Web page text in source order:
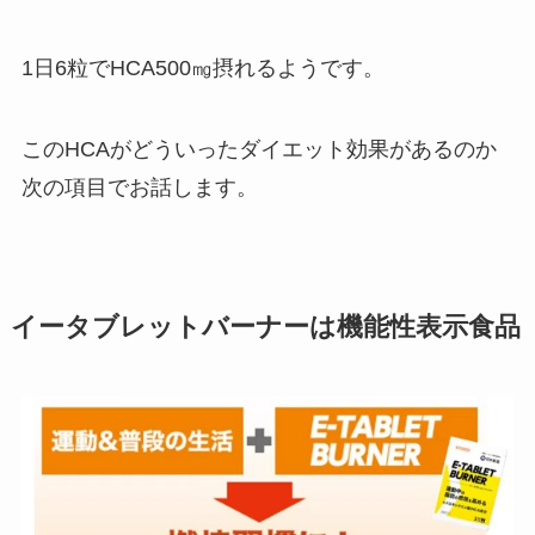
1日6粒でHCA500㎎摂れるようです。
このHCAがどういったダイエット効果があるのか
次の項目でお話します。
イータブレットバーナーは機能性表示食品